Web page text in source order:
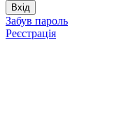
Забув пароль
Реєстрація